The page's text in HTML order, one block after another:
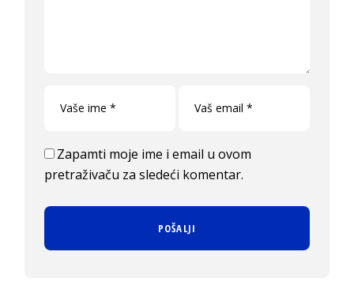
Zapamti moje ime i email u ovom
pretraživaču za sledeći komentar.